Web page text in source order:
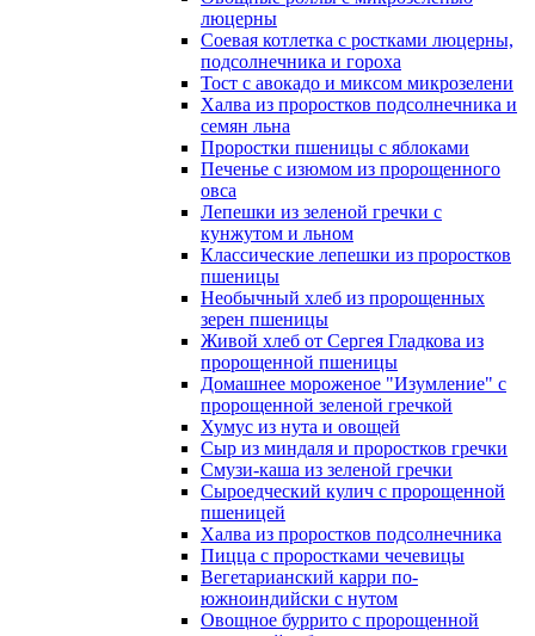
люцерны
Соевая котлетка с ростками люцерны,
подсолнечника и гороха
Тост с авокадо и миксом микрозелени
Халва из проростков подсолнечника и
семян льна
Проростки пшеницы с яблоками
Печенье с изюмом из пророщенного
овса
Лепешки из зеленой гречки с
кунжутом и льном
Классические лепешки из проростков
пшеницы
Необычный хлеб из пророщенных
зерен пшеницы
Живой хлеб от Сергея Гладкова из
пророщенной пшеницы
Домашнее мороженое "Изумление" с
пророщенной зеленой гречкой
Хумус из нута и овощей
Сыр из миндаля и проростков гречки
Смузи-каша из зеленой гречки
Сыроедческий кулич с пророщенной
пшеницей
Халва из проростков подсолнечника
Пицца с проростками чечевицы
Вегетарианский карри по-
южноиндийски с нутом
Овощное буррито с пророщенной